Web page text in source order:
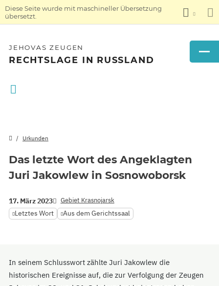
Diese Seite wurde mit maschineller Übersetzung
übersetzt.
JEHOVAS ZEUGEN
RECHTSLAGE IN RUSSLAND
Urkunden
Das letzte Wort des Angeklagten
Juri Jakowlew in Sosnowoborsk
17. März 2023 Gebiet Krasnojarsk
Letztes Wort Aus dem Gerichtssaal
In seinem Schlusswort zählte Juri Jakowlew die
historischen Ereignisse auf, die zur Verfolgung der Zeugen